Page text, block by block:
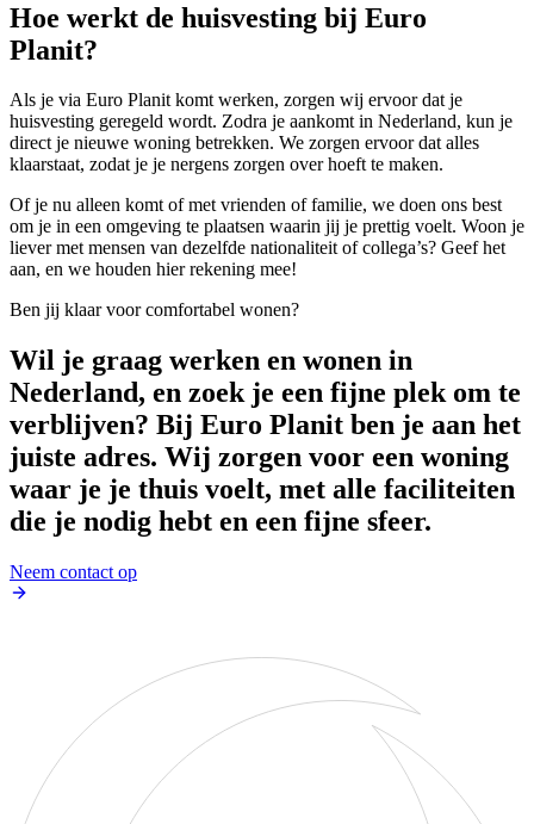
Hoe werkt de huisvesting bij Euro
Planit?
Als je via Euro Planit komt werken, zorgen wij ervoor dat je
huisvesting geregeld wordt. Zodra je aankomt in Nederland, kun je
direct je nieuwe woning betrekken. We zorgen ervoor dat alles
klaarstaat, zodat je je nergens zorgen over hoeft te maken.
Of je nu alleen komt of met vrienden of familie, we doen ons best
om je in een omgeving te plaatsen waarin jij je prettig voelt. Woon je
liever met mensen van dezelfde nationaliteit of collega’s? Geef het
aan, en we houden hier rekening mee!
Ben jij klaar voor comfortabel wonen?
Wil je graag werken en wonen in
Nederland, en zoek je een fijne plek om te
verblijven? Bij Euro Planit ben je aan het
juiste adres. Wij zorgen voor een woning
waar je je thuis voelt, met alle faciliteiten
die je nodig hebt en een fijne sfeer.
Neem contact op